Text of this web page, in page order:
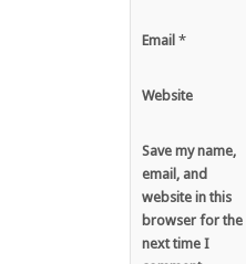
Email *
Website
Save my name,
email, and
website in this
browser for the
next time I